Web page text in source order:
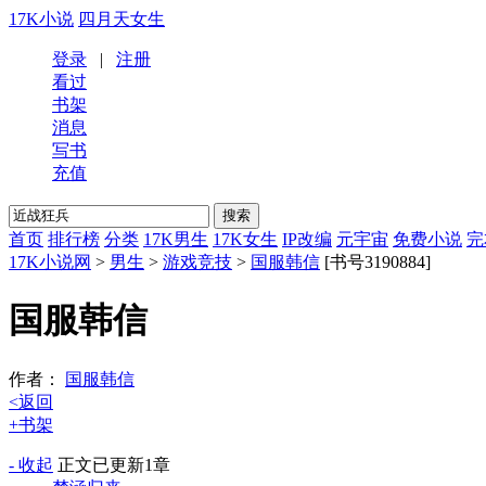
17K小说 四月天女生
登录 | 注册
看过
书架
消息
写书
充值
首页 排行榜 分类 17K男生 17K女生 IP改编 元宇宙 免费小说
17K小说网 > 男生 > 游戏竞技 > 国服韩信 [书号3190884]
国服韩信
作者：
国服韩信
<返回
+书架
- 收起 正文已更新1章